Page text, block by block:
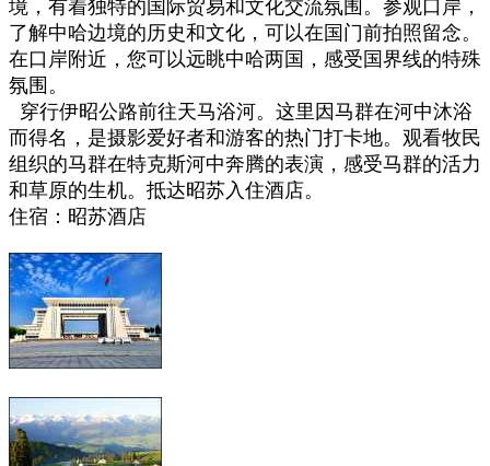
境，有着独特的国际贸易和文化交流氛围。 参观口岸，
了解中哈边境的历史和文化，可以在国门前拍照留念。
在口岸附近，您可以远眺中哈两国，感受国界线的特殊
氛围。
穿行伊昭公路前往天马浴河。这里因马群在河中沐浴
而得名，是摄影爱好者和游客的热门打卡地。观看牧民
组织的马群在特克斯河中奔腾的表演，感受马群的活力
和草原的生机。抵达昭苏 入住酒店。
住宿：昭苏酒店